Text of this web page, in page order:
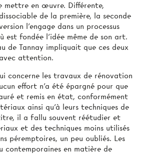
en œuvre. Différente,
de la première, la seconde
l'engage dans un processus
fondée l'idée même de son art.
de Tannay impliquait que ces deux
attention.
concerne les travaux de rénovation
effort n'a été épargné pour que
et remis en état, conformément
ainsi qu’à leurs techniques de
il a fallu souvent réétudier et
et des techniques moins utilisés
péremptoires, un peu oubliés. Les
contemporaines en matière de